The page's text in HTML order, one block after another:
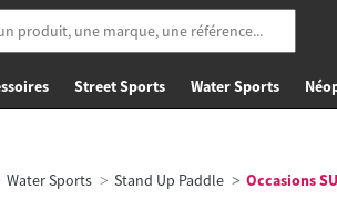
Street Sports Water Sports
Water Sports Stand Up Paddle Occasions